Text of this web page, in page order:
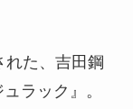
れた、吉田鋼
ラック』。